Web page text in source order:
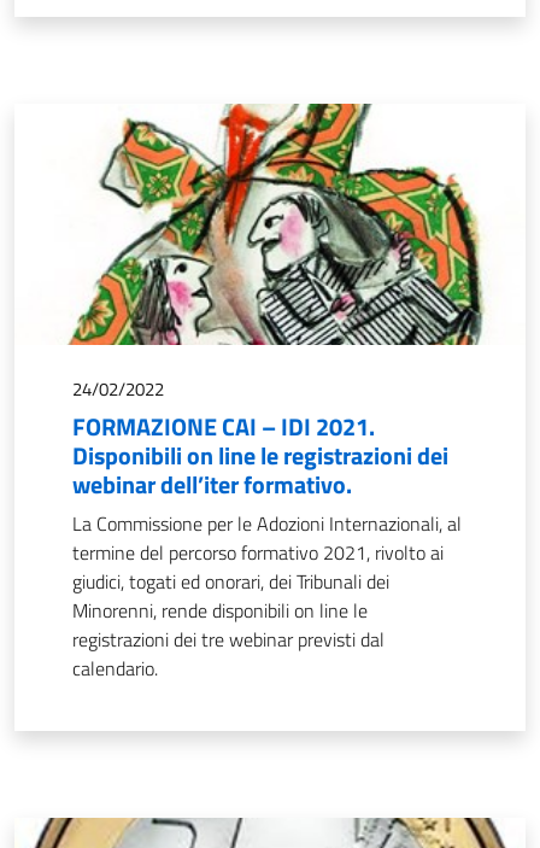
24/02/2022
FORMAZIONE CAI – IDI 2021.
Disponibili on line le registrazioni dei
webinar dell’iter formativo.
La Commissione per le Adozioni Internazionali, al
termine del percorso formativo 2021, rivolto ai
giudici, togati ed onorari, dei Tribunali dei
Minorenni, rende disponibili on line le
registrazioni dei tre webinar previsti dal
calendario.